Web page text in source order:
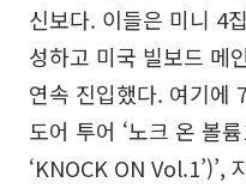
신보다. 이들은 미니 4
성하고 미국 빌보드 메
연속 진입했다. 여기에
도어 투어 ‘노크 온 볼
‘KNOCK ON Vol.1’)’,